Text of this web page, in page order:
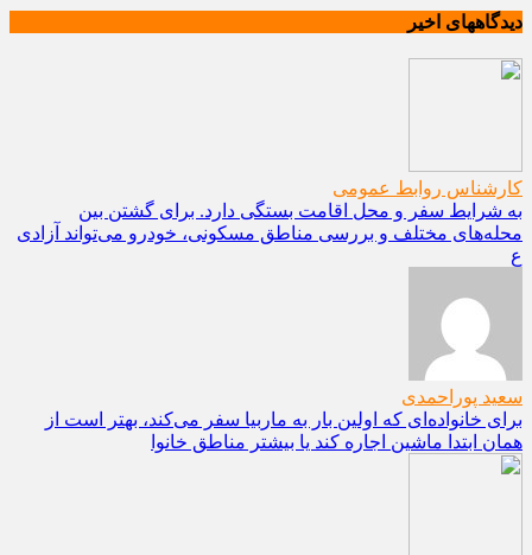
دیدگاههای اخیر
کارشناس روابط عمومی
به شرایط سفر و محل اقامت بستگی دارد. برای گشتن بین
محله‌های مختلف و بررسی مناطق مسکونی، خودرو می‌تواند آزادی
ع
سعید پوراحمدی
برای خانواده‌ای که اولین بار به ماربیا سفر می‌کند، بهتر است از
همان ابتدا ماشین اجاره کند یا بیشتر مناطق خانوا